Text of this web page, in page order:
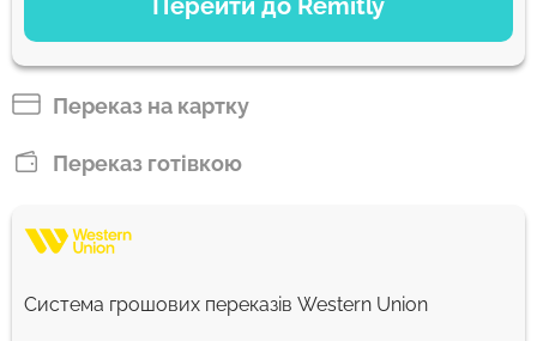
Перейти до Remitly
Економний
226.47 NOK 5 д
Комісія Strumok, завжди 0%
Переказ на картку
Переказ готівкою
Система грошових переказів Western Union